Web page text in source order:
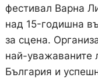
фестивал Варна
над 15-годишна
за сцена.
най-уважаваните
България и